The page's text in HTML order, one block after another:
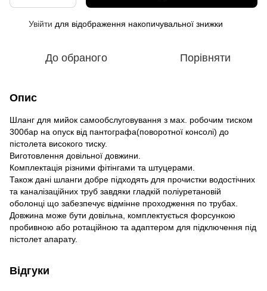
Увійти для відображення накопичувальної знижки
До обраного Порівняти
Опис
Шланг для мийок самообслуговування з мах. робочим тиском
300бар на опуск від пантографа(поворотної консолі) до
пістолета високого тиску.
Виготовлення довільної довжини.
Комплектація різними фітінгами та штуцерами.
Також дані шланги добре підходять для прочистки водостічних
та каналізаційних труб завдяки гладкій поліуретановій
оболонці що забезпечує відмінне проходження по трубах.
Довжина може бути довільна, комплектується форсункою
пробивною або ротаційною та адаптером для підключення під
пістолет апарату.
Відгуки